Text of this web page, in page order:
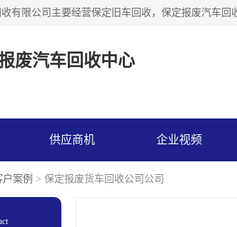
废汽车回收中心
供应商机 企业视频
户案例 > 保定报废货车回收公司公司